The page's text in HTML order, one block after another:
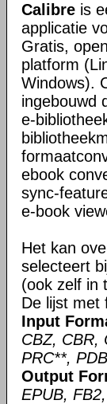
Calibre is
applicatie
Gratis,
platform
Windows).
ingebouwd
e-
ebook
sync-
e-book
Het kan
selecteert
(ook zelf in
De lijst met
Input
CBZ, CBR,
PRC**,
Output
EPUB,